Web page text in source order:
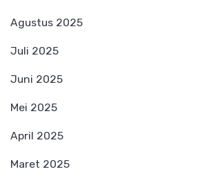
Agustus 2025
Juli 2025
Juni 2025
Mei 2025
April 2025
Maret 2025